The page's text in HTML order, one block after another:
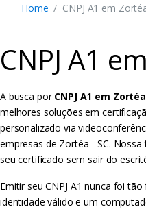
Home CNPJ A1 em
CNPJ A1
A busca porCNPJ A1 em
melhores soluções em
personalizado via
empresas de Zortéa - SC.
seu certificado sem sair do
Emitir seu CNPJ A1 nunca foi
identidade válido e um